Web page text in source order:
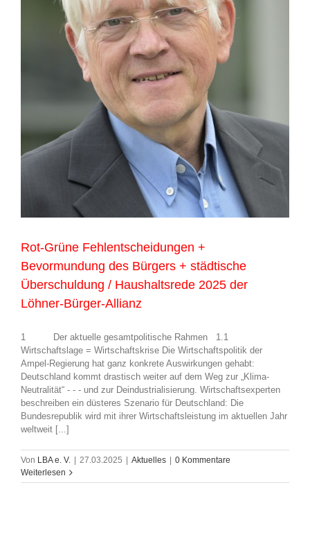
Rot-Grüne Fehlentscheidungen +
Bevormundung des Bürgers + städtische
Überschuldung / Haushaltsrede 2025 der
Löhner-Bürger-Allianz
1 Der aktuelle gesamtpolitische Rahmen 1.1
Wirtschaftslage = Wirtschaftskrise Die Wirtschaftspolitik der
Ampel-Regierung hat ganz konkrete Auswirkungen gehabt:
Deutschland kommt drastisch weiter auf dem Weg zur „Klima-
Neutralität“ - - - und zur Deindustrialisierung. Wirtschaftsexperten
beschreiben ein düsteres Szenario für Deutschland: Die
Bundesrepublik wird mit ihrer Wirtschaftsleistung im aktuellen Jahr
weltweit [...]
Von LBA e. V. 27.03.2025 Aktuelles
0 Kommentare
Weiterlesen